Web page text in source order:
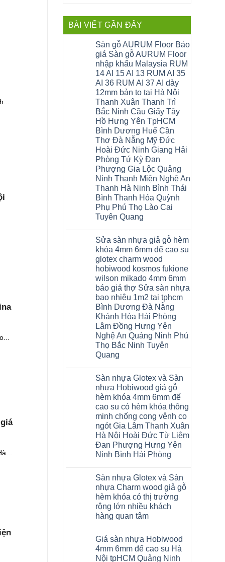
BÀI VIẾT GẦN ĐÂY
Sàn gỗ AURUM Floor Báo
giá Sàn gỗ AURUM Floor
nhập khẩu Malaysia RUM
14 AI 15 AI 13 RUM AI 35
AI 36 RUM AI 37 AI dày
12mm bản to tại Hà Nội
Thanh Xuân Thanh Trì
Bắc Ninh Cầu Giấy Tây
Hồ Hưng Yên TpHCM
Bình Dương Huế Cần
Thơ Đà Nẵng Mỹ Đức
Hoài Đức Ninh Giang Hải
Phòng Tứ Kỳ Đan
Phượng Gia Lộc Quảng
Ninh Thanh Miện Nghệ An
Thanh Hà Ninh Bình Thái
Bình Thanh Hóa Quỳnh
Phụ Phú Thọ Lào Cai
Tuyên Quang
bình
luận
ở
Sàn
gỗ
AURUM
Floor
Báo
giá
Sàn
gỗ
AURUM
Floor
nhập
khẩu
Malaysia
RUM
14
AI
13
RUM
AI
35
36
RUM
AI
37
AI
dày
12mm
bản
Hà
Nội
Thanh
Xuân
Thanh
Trì
Bắc
Giấy
Tây
Hồ
Hưng
Yên
Sửa sàn nhựa giả gỗ hèm
khóa 4mm 6mm đế cao su
glotex charm wood
hobiwood kosmos fukione
wilson mikado 4mm 6mm
báo giá thợ Sửa sàn nhựa
bao nhiêu 1m2 tại tphcm
Bình Dương Đà Nẵng
Khánh Hòa Hải Phòng
Lâm Đồng Hưng Yên
Nghệ An Quảng Ninh Phú
Thọ Bắc Ninh Tuyên
Quang
bình
luận
ở
Sửa
sàn
nhựa
giả
gỗ
hèm
khóa
4mm
6mm
đế
glotex
charm
wood
hobiwood
kosmos
fukione
wilson
mikado
6mm
báo
giá
thợ
Sàn nhựa Glotex và Sàn
nhựa Hobiwood giả gỗ
hèm khóa 4mm 6mm đế
cao su có hèm khóa thông
minh chống cong vênh co
ngót Gia Lâm Thanh Xuân
Hà Nội Hoài Đức Từ Liêm
Đan Phượng Hưng Yên
Ninh Bình Hải Phòng
bình
luận
ở
Sàn
nhựa
Glotex
và
Hobiwood
giả
gỗ
hèm
Sàn nhựa Glotex và Sàn
nhựa Charm wood giả gỗ
hèm khóa có thị trường
rộng lớn nhiều khách
hàng quan tâm
bình
luận
ở
Sàn
Giá sàn nhựa Hobiwood
4mm 6mm đế cao su Hà
Nội tpHCM Quảng Ninh